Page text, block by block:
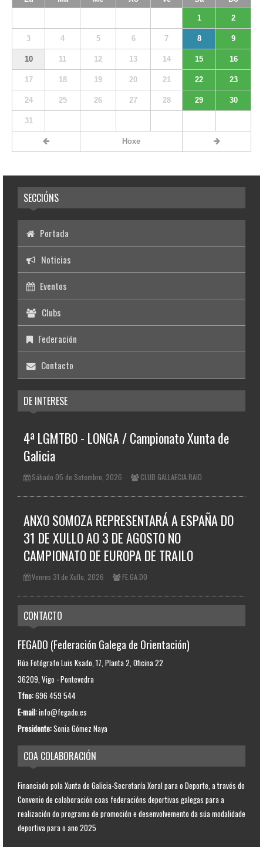
1 2
3 4 5 6 7 8 9
10 11 12 13 14 15 16
17 18 19 20 21 22 23
24 25 26 27 28 29 30
31
Hoxe
SECCIÓNS
Portada
Noticias
Eventos
Clubs
Federación
Contacto
DE INTERESE
4ª LGMTBO - LONGA / Campionato Xunta de
Galicia
Sábado 05 de Setembro, 2026 CLUB GALLAECIA RAID
ANXO SOMOZA REPRESENTARÁ A ESPAÑA DO
31 DE XULLO AO 3 DE AGOSTO NO
CAMPIONATO DE EUROPA DE TRAILO
Venres 31 de Xullo, 2026 FE.GA.DO
CONTACTO
FEGADO (Federación Galega de Orientación)
Rúa Fotógrafo Luis Ksado, 17, Planta 2, Oficina 22
36209, Vigo - Pontevedra
Tfno:696 459 544
E-mail:info@fegado.es
Presidente:Sonia Gómez Naya
COA COLABORACIÓN
Financiado pola Xunta de Galicia-Secretaría Xeral para o Deporte, a través do
Convenio de colaboración coas federacións deportivas galegas para a
realización do programa de promoción e desenvolvemento da súa modalidade
deportiva para o ano 2025